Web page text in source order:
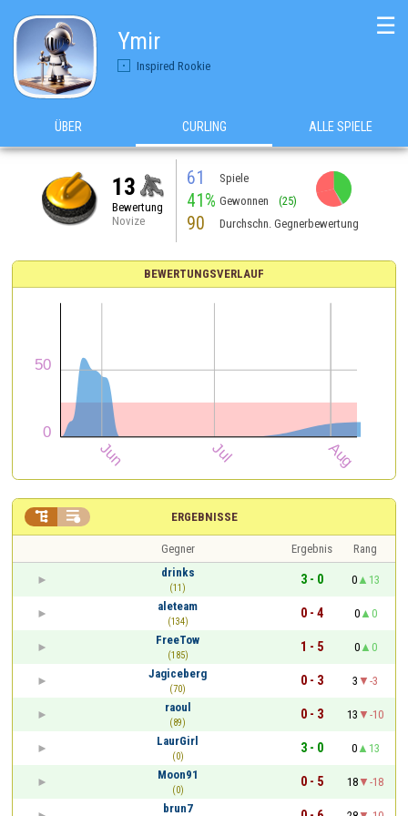
Ymir
Inspired Rookie
☰
ÜBER CURLING ALLE SPIELE
13
Bewertung
Novize
61 Spiele
41% Gewonnen (25)
90 Durchschn. Gegnerbewertung
BEWERTUNGSVERLAUF
ERGEBNISSE
 
Gegner Ergebnis
Rang
drinks
(11)
3 - 0 0
13
aleteam
(134)
0 - 4 0
0
FreeTow
(185)
1 - 5 0
0
Jagiceberg
(70)
0 - 3 3
-3
raoul
(89)
0 - 3 13
-10
LaurGirl
(0)
3 - 0 0
13
Moon91
(0)
0 - 5 18
-18
brun7